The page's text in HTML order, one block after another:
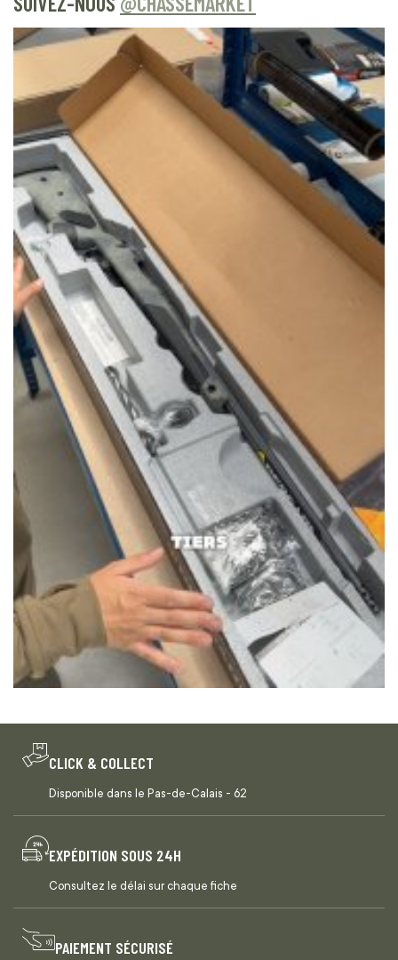
CLICK & COLLECT
Disponible dans le Pas-de-Calais - 62
EXPÉDITION SOUS 24H
Consultez le délai sur chaque fiche
PAIEMENT SÉCURISÉ